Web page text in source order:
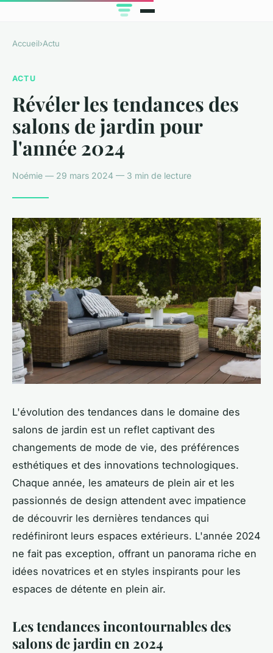
Accueil›Actu
ACTU
Révéler les tendances des
salons de jardin pour
l'année 2024
Noémie — 29 mars 2024 — 3 min de lecture
L'évolution des tendances dans le domaine des
salons de jardin est un reflet captivant des
changements de mode de vie, des préférences
esthétiques et des innovations technologiques.
Chaque année, les amateurs de plein air et les
passionnés de design attendent avec impatience
de découvrir les dernières tendances qui
redéfiniront leurs espaces extérieurs. L'année 2024
ne fait pas exception, offrant un panorama riche en
idées novatrices et en styles inspirants pour les
espaces de détente en plein air.
Les tendances incontournables des
salons de jardin en 2024